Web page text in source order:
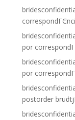
por
por
postorder